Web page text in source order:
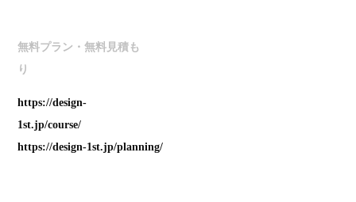
無料プラン・無料見積も
り
https://design-
1st.jp/course/
https://design-1st.jp/planning/